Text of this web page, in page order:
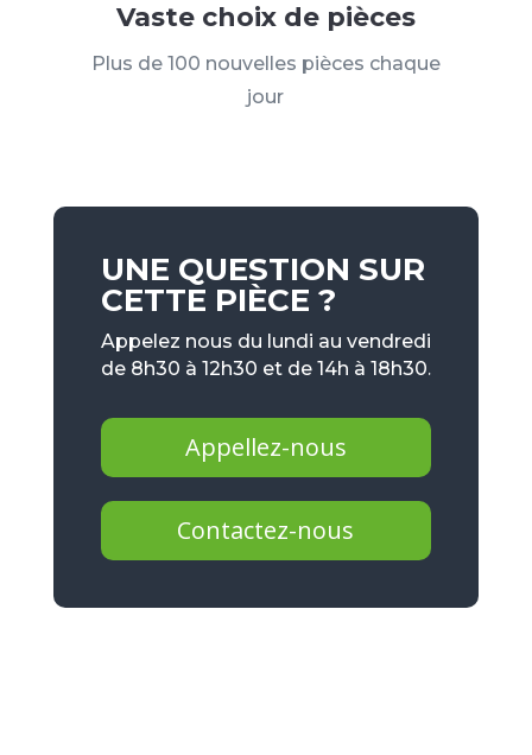
Vaste choix de pièces
Plus de 100 nouvelles pièces chaque
jour
UNE QUESTION SUR
CETTE PIÈCE ?
Appelez nous du lundi au vendredi
de 8h30 à 12h30 et de 14h à 18h30.
Appellez-nous
Contactez-nous